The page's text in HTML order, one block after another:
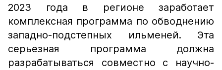
2023 года в регионе заработает
комплексная программа по обводнению
западно-подстепных ильменей. Эта
серьезная программа должна
разрабатываться совместно с научно-